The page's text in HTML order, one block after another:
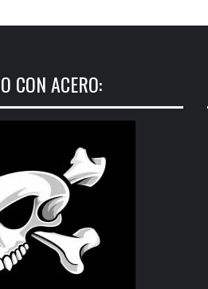
CON ACERO: